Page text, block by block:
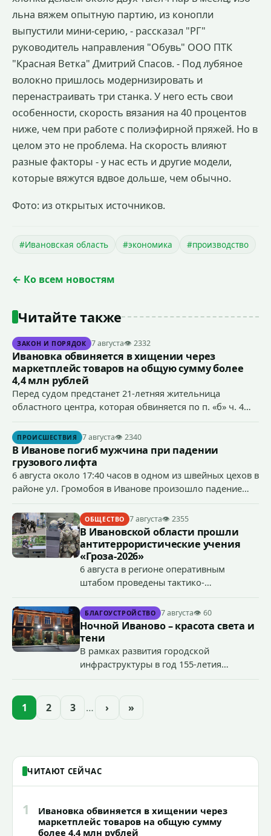
льна вяжем опытную партию, из конопли
выпустили мини-серию, - рассказал "РГ"
руководитель направления "Обувь" ООО ПТК
"Красная Ветка" Дмитрий Спасов. - Под лубяное
волокно пришлось модернизировать и
перенастраивать три станка. У него есть свои
особенности, скорость вязания на 40 процентов
ниже, чем при работе с полиэфирной пряжей. Но в
целом это не проблема. На скорость влияют
разные факторы - у нас есть и другие модели,
которые вяжутся вдвое дольше, чем обычно.
Фото: из открытых источников.
#Ивановская область #экономика #производство
← Ко всем новостям
Читайте также
ЗАКОН И ПОРЯДОК 7 августа👁 2332
Ивановка обвиняется в хищении через
маркетплейс товаров на общую сумму более
4,4 млн рублей
Перед судом предстанет 21-летняя жительница
областного центра, которая обвиняется по п. «б» ч. 4
сумму более 4,4 млн рублей через маркетплейс.
ПРОИСШЕСТВИЯ 7 августа👁 2340
В Иванове погиб мужчина при падении
грузового лифта
6 августа около 17:40 часов в одном из швейных цехов в
районе ул. Громобоя в Иванове произошло падение
ОБЩЕСТВО 7 августа👁 2355
В Ивановской области прошли
антитеррористические учения
«Гроза-2026»
6 августа в регионе оперативным
штабом проведены тактико-
террористического акта на объекте
органов государственной власти.
«Гроза-2026».
БЛАГОУСТРОЙСТВО 7 августа👁 60
Ночной Иваново – красота света и
тени
В рамках развития городской
инфраструктуры в год 155-летия
проекта подсветки исторических
1 2 3 … › »
ЧИТАЮТ СЕЙЧАС
1
Ивановка обвиняется в хищении через
маркетплейс товаров на общую сумму
более 4,4 млн рублей